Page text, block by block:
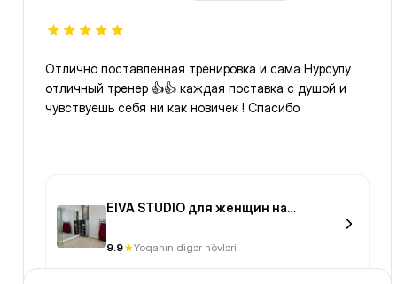
Отлично поставленная тренировка и сама Нурсулу
отличный тренер 👍👍 каждая поставка с душой и
чувствуешь себя ни как новичек ! Спасибо
EIVA STUDIO для женщин на
9.9 Yoqanın digər növləri